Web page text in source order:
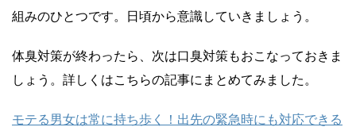
組みのひとつです。日頃から意識していきましょう。
体臭対策が終わったら、次は口臭対策もおこなっておきま
しょう。詳しくはこちらの記事にまとめてみました。
モテる男女は常に持ち歩く！出先の緊急時にも対応できる